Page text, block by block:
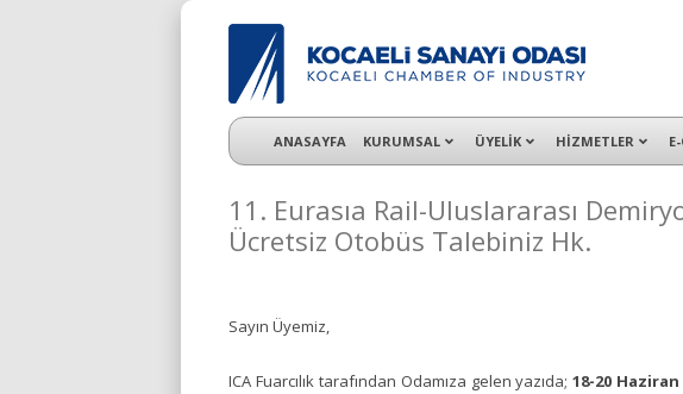
KSO 3500’ü aşkın sanayi kuruluşuna uzman çalışanları ile
ANASAYFA KURUMSAL ÜYELİK HİZMETLER
11. Eurasıa Rail-Uluslararası
Ücretsiz Otobüs Talebiniz Hk.
Sayın Üyemiz,
ICA Fuarcılık tarafından Odamıza gelen yazıda;18-20